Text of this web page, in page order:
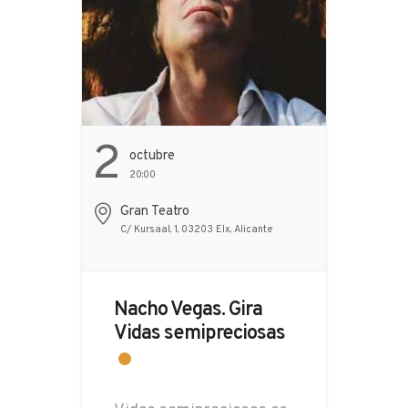
2 Octubre
20:00
Gran Teatro
C/ Kursaal, 1, 03203 Elx, Alicante
Nacho Vegas. Gira
Vidas semipreciosas